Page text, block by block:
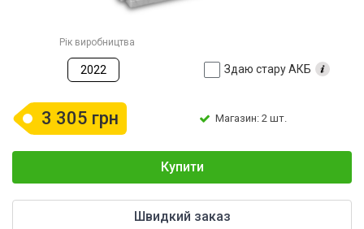
Рік виробництва
2022 Здаю стару АКБ
3 305 грн Магазин: 2 шт.
Купити
Швидкий заказ